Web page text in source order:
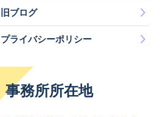
旧ブログ
プライバシーポリシー
事務所所在地